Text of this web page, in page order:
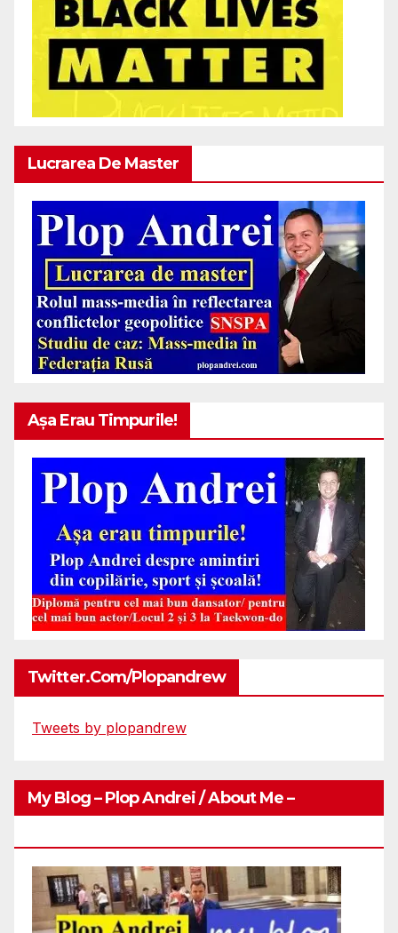
Lucrarea De Master
Așa Erau Timpurile!
Twitter.com/plopandrew
Tweets by plopandrew
My Blog – Plop Andrei / About Me –